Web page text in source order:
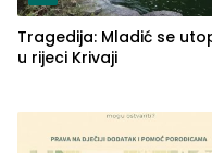
Tragedija: Mladić se
u rijeci Krivaji